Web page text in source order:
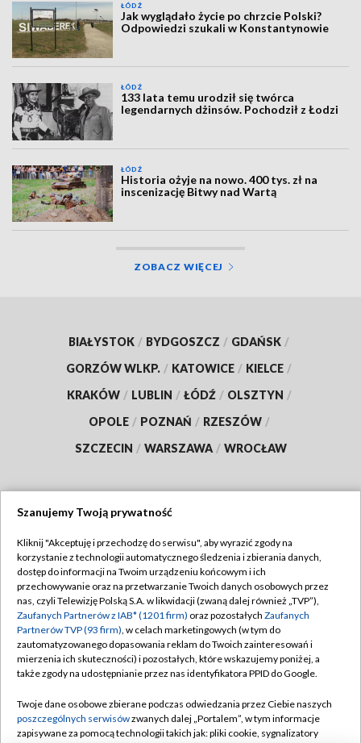
ŁÓDŹ
Jak wyglądało życie po chrzcie Polski?
Odpowiedzi szukali w Konstantynowie
ŁÓDŹ
133 lata temu urodził się twórca
legendarnych dżinsów. Pochodził z Łodzi
ŁÓDŹ
Historia ożyje na nowo. 400 tys. zł na
inscenizację Bitwy nad Wartą
ZOBACZ WIĘCEJ
BIAŁYSTOK / BYDGOSZCZ / GDAŃSK /
GORZÓW WLKP. / KATOWICE / KIELCE /
KRAKÓW / LUBLIN / ŁÓDŹ / OLSZTYN /
OPOLE / POZNAŃ / RZESZÓW /
SZCZECIN / WARSZAWA / WROCŁAW
TVP
Abonament TVP
Emisja w TVP
Centrum informacji TVP
Naziemna Telewizja Cyfrowa
Rada Programowa
Regulamin TVP
Polityka prywatności
Moje zgody
Pomoc
Kontakt
Szanujemy Twoją prywatność
Kliknij "Akceptuję i przechodzę do serwisu", aby wyrazić zgody na
korzystanie z technologii automatycznego śledzenia i zbierania danych,
dostęp do informacji na Twoim urządzeniu końcowym i ich
przechowywanie oraz na przetwarzanie Twoich danych osobowych przez
nas, czyli Telewizję Polską S.A. w likwidacji (zwaną dalej również „TVP”),
Zaufanych Partnerów z IAB* (1201 firm) oraz pozostałych Zaufanych
Partnerów TVP (93 firm), w celach marketingowych (w tym do
zautomatyzowanego dopasowania reklam do Twoich zainteresowań i
mierzenia ich skuteczności) i pozostałych, które wskazujemy poniżej, a
także zgody na udostępnianie przez nas identyfikatora PPID do Google.
Twoje dane osobowe zbierane podczas odwiedzania przez Ciebie naszych
poszczególnych serwisówzwanych dalej „Portalem”, w tym informacje
zapisywane za pomocą technologii takich jak: pliki cookie, sygnalizatory